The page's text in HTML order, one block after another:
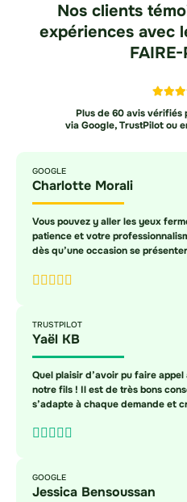
Nos clients
expériences avec
Plus de 60 avis vérifiés
via Google, TrustPilot ou
GOOGLE
Charlotte Morali
Vous pouvez y aller les yeux
patience et votre
dès qu’une occasion se
TRUSTPILOT
Yaël KB
Quel plaisir d’avoir pu faire
notre fils ! Il est de très bons
s’adapte à chaque demande et
GOOGLE
Jessica Bensoussan